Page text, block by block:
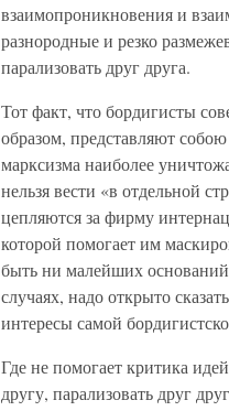
взаимопроникновения и
разнородные и резко
парализовать друг друга.
Тот факт, что бордигисты
образом, представляют
марксизма наиболее
нельзя вести «в отдельной
цепляются за фирму
которой помогает им
быть ни малейших оснований
случаях, надо открыто
интересы самой
Где не помогает критика
другу, парализовать друг